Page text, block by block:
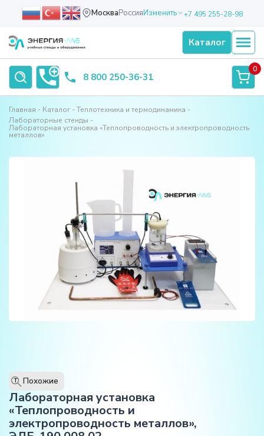
МоскваРоссияИзменить +7 495 255-28-98
Каталог
8 800 250-36-31
0
Главная Каталог
Теплотехника и термодинамика
Лабораторные стенды
Лабораторная установка «Теплопроводность и электропроводность
металлов»
T Похожие
Лабораторная установка
«Теплопроводность и
электропроводность металлов»,